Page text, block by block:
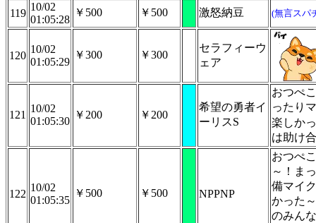
119
10/02
01:05:28
￥500 ￥500 激怒納豆 (無言スパ
120
10/02
01:05:29
￥300 ￥300
セラフィーウ
ェア
121
10/02
01:05:30
￥200 ￥200
希望の勇者イ
ーリスS
おつぺ
ったり
楽しか
は助け
122
10/02
01:05:35
￥500 ￥500 NPPNP
おつぺ
～！ま
備マイ
かった
のみん